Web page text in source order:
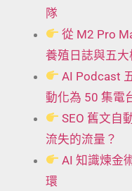
隊
從 M2 Pro
養殖日誌與五
AI Podcast
動化為 50 集電
SEO 舊文自
流失的流量？
AI 知識煉金
環